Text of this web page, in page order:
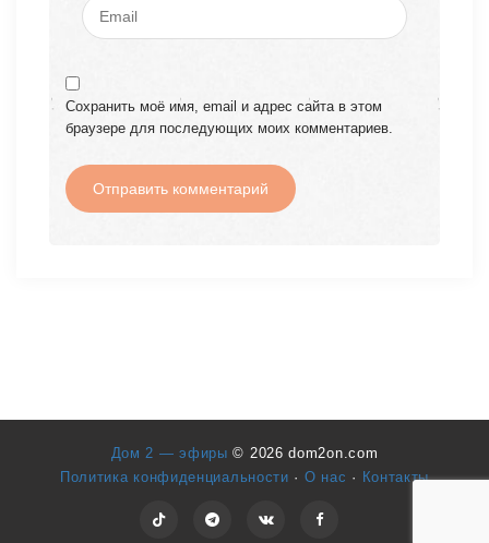
Сохранить моё имя, email и адрес сайта в этом
браузере для последующих моих комментариев.
Дом 2 — эфиры© 2026 dom2on.com
Политика конфиденциальности · О нас · Контакты